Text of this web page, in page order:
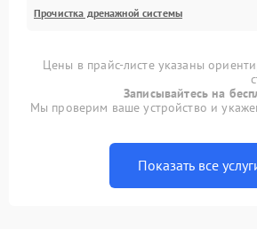
Прочистка дренажной системы
Цены в прайс-листе указаны
Записывайтесь на
Мы проверим ваше устройство и
Показать все